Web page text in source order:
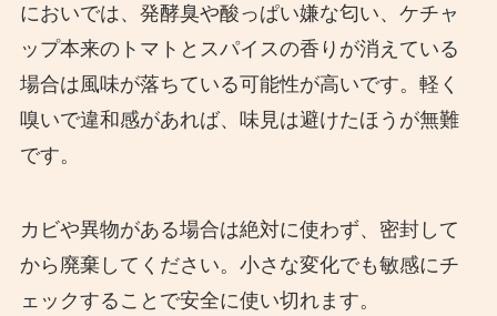
においでは、発酵臭や酸っぱい嫌な匂い、ケチャ
ップ本来のトマトとスパイスの香りが消えている
場合は風味が落ちている可能性が高いです。軽く
嗅いで違和感があれば、味見は避けたほうが無難
です。
カビや異物がある場合は絶対に使わず、密封して
から廃棄してください。小さな変化でも敏感にチ
ェックすることで安全に使い切れます。